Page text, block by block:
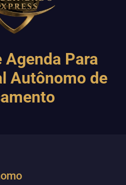
Agenda Para
Autônomo de